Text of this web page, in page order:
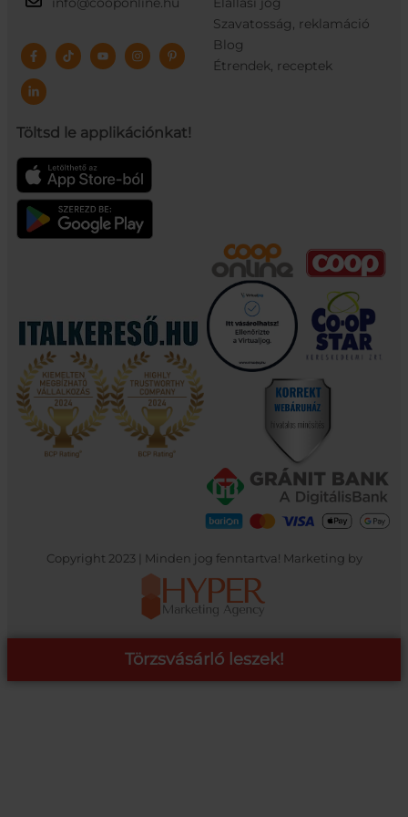
Töltsd le applikációnkat!
Szavatosság, reklamáció
Blog
Étrendek, receptek
Copyright 2023 | Minden jog fenntartva! Marketing by
Törzsvásárló leszek!